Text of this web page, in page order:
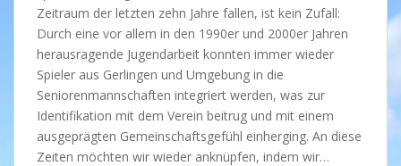
Zeitraum der letzten zehn Jahre fallen, ist kein Zufall:
Durch eine vor allem in den 1990er und 2000er Jahren
herausragende Jugendarbeit konnten immer wieder
Spieler aus Gerlingen und Umgebung in die
Seniorenmannschaften integriert werden, was zur
Identifikation mit dem Verein beitrug und mit einem
ausgeprägten Gemeinschaftsgefühl einherging. An diese
Zeiten möchten wir wieder anknüpfen, indem wir…